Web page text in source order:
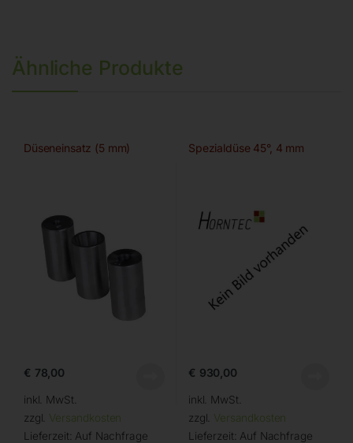
Ähnliche Produkte
Düseneinsatz (5 mm)
€ 78,00
inkl. MwSt.
zzgl. Versandkosten
Lieferzeit: Auf Nachfrage
Spezialdüse 45°, 4 mm
€ 930,00
inkl. MwSt.
zzgl. Versandkosten
Lieferzeit: Auf Nachfrage